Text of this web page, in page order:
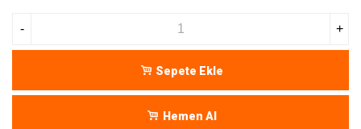
- +
Sepete Ekle
Hemen Al